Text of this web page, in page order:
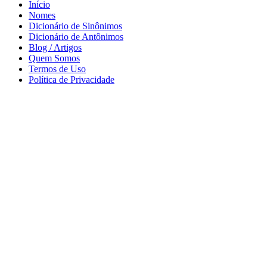
Início
Nomes
Dicionário de Sinônimos
Dicionário de Antônimos
Blog / Artigos
Quem Somos
Termos de Uso
Política de Privacidade